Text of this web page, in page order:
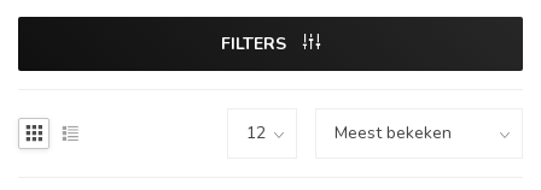
FILTERS